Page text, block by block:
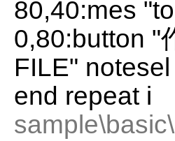
80,40:mes
0,80:button "
FILE"
end repeat i